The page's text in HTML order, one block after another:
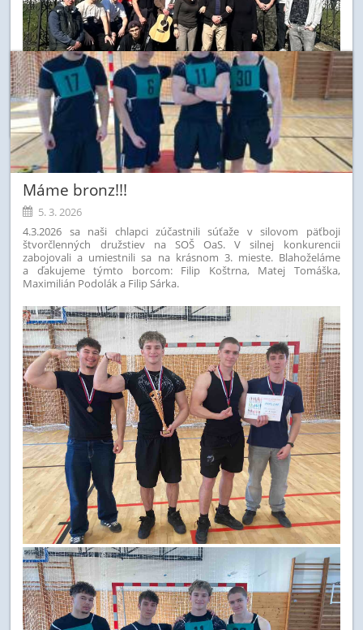
Máme bronz!!!
5. 3. 2026
4.3.2026 sa naši chlapci zúčastnili súťaže v silovom päťboji
štvorčlenných družstiev na SOŠ OaS. V silnej konkurencii
zabojovali a umiestnili sa na krásnom 3. mieste. Blahoželáme
a ďakujeme týmto borcom: Filip Koštrna, Matej Tomáška,
Maximilián Podolák a Filip Sárka.